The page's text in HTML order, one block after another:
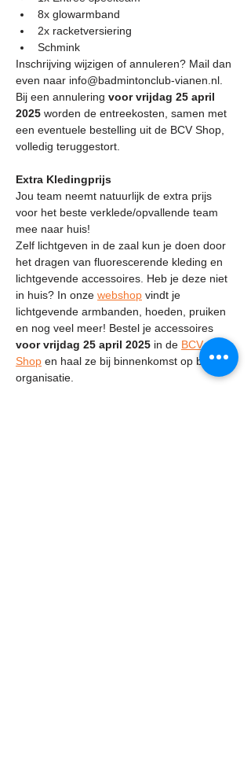
8x glowarmband
2x racketversiering
Schmink
Inschrijving wijzigen of annuleren? Mail dan
even naar info@badmintonclub-vianen.nl.
Bij een annulering voor vrijdag 25 april
2025 worden de entreekosten, samen met
een eventuele bestelling uit de BCV Shop,
volledig teruggestort.
Extra Kledingprijs
Jou team neemt natuurlijk de extra prijs
voor het beste verklede/opvallende team
mee naar huis!
Zelf lichtgeven in de zaal kun je doen door
het dragen van fluorescerende kleding en
lichtgevende accessoires. Heb je deze niet
in huis? In onze webshop vindt je
lichtgevende armbanden, hoeden, pruiken
en nog veel meer! Bestel je accessoires
voor vrijdag 25 april 2025 in de BCV
Shop en haal ze bij binnenkomst op bij de
organisatie.